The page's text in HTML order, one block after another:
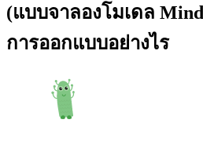
(แบบจาลองโมเดล
การออกแบบอย่างไร